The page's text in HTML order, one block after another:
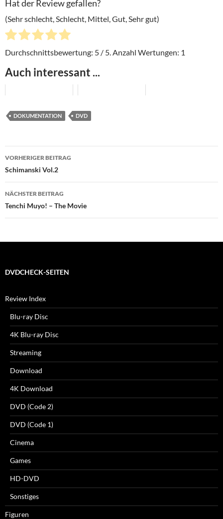
Hat der Review gefallen?
(Sehr schlecht, Schlecht, Mittel, Gut, Sehr gut)
Durchschnittsbewertung: 5 / 5. Anzahl Wertungen: 1
Auch interessant ...
DOKUMENTATION DVD
Beitragsnavigation
VORHERIGER BEITRAG
Schimanski Vol.2
NÄCHSTER BEITRAG
Tenchi Muyo! – The Movie
DVDCHECK-SEITEN
Review Index
Blu-ray Disc
4K Blu-ray Disc
Streaming
Download
4K Download
DVD (Code 2)
DVD (Code 1)
Cinema
Games
HD-DVD
Sonstiges
Figuren